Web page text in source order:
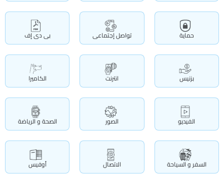
حماية تواصل إجتماعى بى دى إف
بزنيس انترنت الكاميرا
الفيديو الصور الصحة و الرياضة
السفر و السياحة الاتصال أوفيس